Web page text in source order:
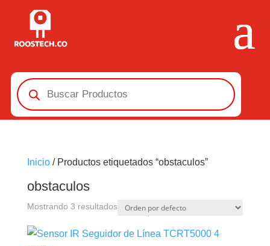
Búsqueda
de
productos
Inicio/ Productos etiquetados “obstaculos”
obstaculos
Mostrando 3 resultados